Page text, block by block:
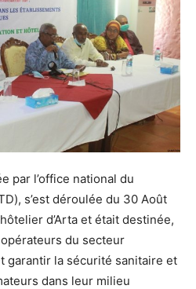
par l’office national du
s’est déroulée du 30 Août
d’Arta et était destinée,
du secteur
garantir la sécurité sanitaire et
dans leur milieu